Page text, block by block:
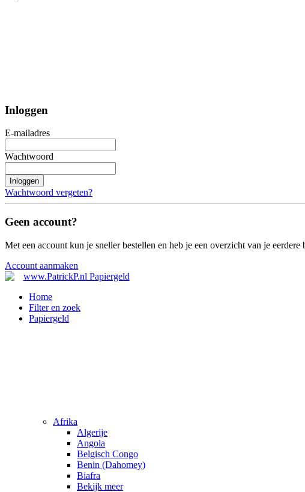
Inloggen
E-mailadres
Wachtwoord
Inloggen
Wachtwoord vergeten?
Geen account?
Met een account kun je sneller bestellen en heb je een overzicht van je eerdere
Account aanmaken
Home
Filter en zoek
Papiergeld
Afrika
Algerije
Angola
Belgisch Congo
Benin (Dahomey)
Biafra
Bekijk meer